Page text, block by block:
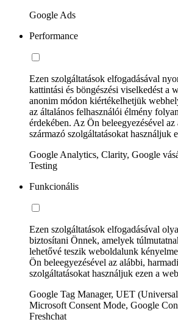
Google Ads
Performance
Ezen szolgáltatások elfogadásával
kattintási és böngészési viselkedést a
anonim módon kiértékelhetjük
az általános felhasználói élmény
érdekében. Az Ön beleegyezésével
származó szolgáltatásokat használjuk
Google Analytics, Clarity, Google
Testing
Funkcionális
Ezen szolgáltatások elfogadásával
biztosítani Önnek, amelyek
lehetővé teszik weboldalunk
Ön beleegyezésével az alábbi,
szolgáltatásokat használjuk ezen a
Google Tag Manager, UET
Microsoft Consent Mode, Google
Freshchat